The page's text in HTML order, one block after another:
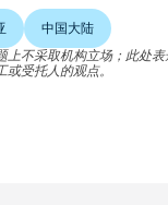
中国大陆
上不采取机构立场；此处
受托人的观点。